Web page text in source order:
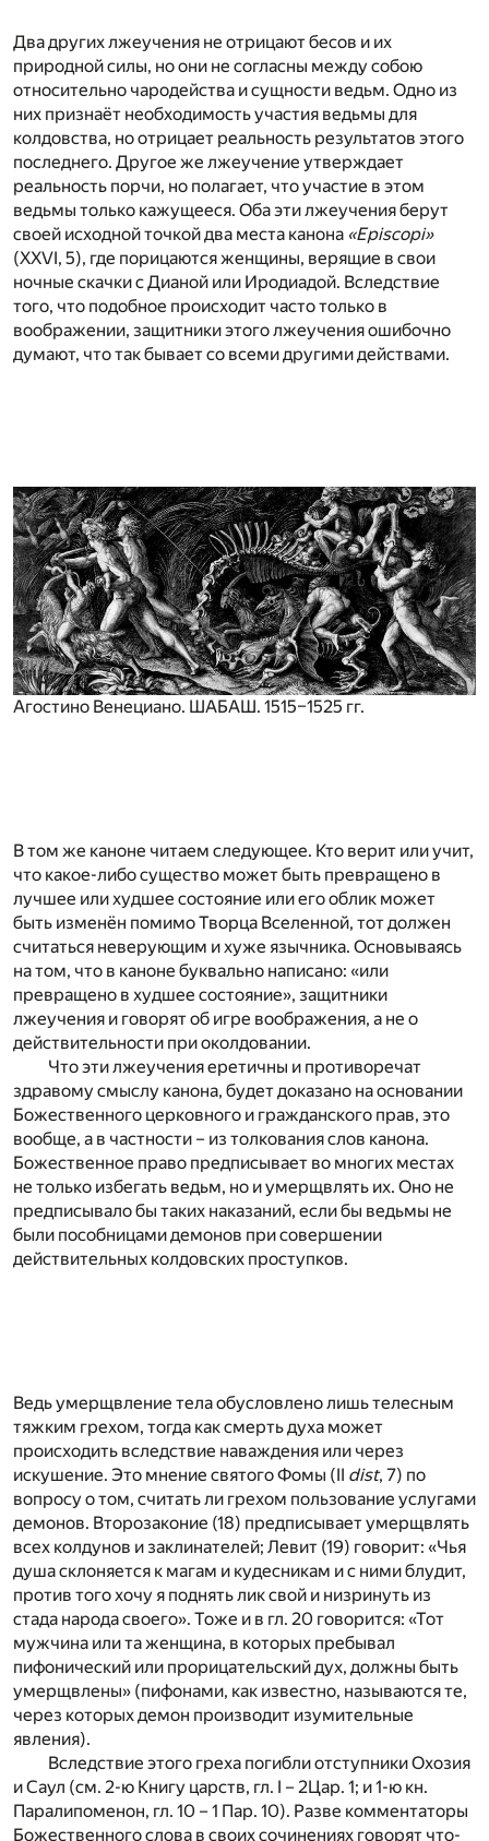
Два других лжеучения не отрицают бесов и их
природной силы, но они не согласны между собою
относительно чародейства и сущности ведьм. Одно из
них признаёт необходимость участия ведьмы для
колдовства, но отрицает реальность результатов этого
последнего. Другое же лжеучение утверждает
реальность порчи, но полагает, что участие в этом
ведьмы только кажущееся. Оба эти лжеучения берут
своей исходной точкой два места канона «Episcopi»
(XXVI, 5), где порицаются женщины, верящие в свои
ночные скачки с Дианой или Иродиадой. Вследствие
того, что подобное происходит часто только в
воображении, защитники этого лжеучения ошибочно
думают, что так бывает со всеми другими действами.
Агостино Венециано. ШАБАШ. 1515–1525 гг.
В том же каноне читаем следующее. Кто верит или учит,
что какое-либо существо может быть превращено в
лучшее или худшее состояние или его облик может
быть изменён помимо Творца Вселенной, тот должен
считаться неверующим и хуже язычника. Основываясь
на том, что в каноне буквально написано: «или
превращено в худшее состояние», защитники
лжеучения и говорят об игре воображения, а не о
действительности при околдовании.
Что эти лжеучения еретичны и противоречат
здравому смыслу канона, будет доказано на основании
Божественного церковного и гражданского прав, это
вообще, а в частности – из толкования слов канона.
Божественное право предписывает во многих местах
не только избегать ведьм, но и умерщвлять их. Оно не
предписывало бы таких наказаний, если бы ведьмы не
были пособницами демонов при совершении
действительных колдовских проступков.
Ведь умерщвление тела обусловлено лишь телесным
тяжким грехом, тогда как смерть духа может
происходить вследствие наваждения или через
искушение. Это мнение святого Фомы (II dist, 7) по
вопросу о том, считать ли грехом пользование услугами
демонов. Второзаконие (18) предписывает умерщвлять
всех колдунов и заклинателей; Левит (19) говорит: «Чья
душа склоняется к магам и кудесникам и с ними блудит,
против того хочу я поднять лик свой и низринуть из
стада народа своего». Тоже и в гл. 20 говорится: «Тот
мужчина или та женщина, в которых пребывал
пифонический или прорицательский дух, должны быть
умерщвлены» (пифонами, как известно, называются те,
через которых демон производит изумительные
явления).
Вследствие этого греха погибли отступники Охозия
и Саул (см. 2-ю Книгу царств, гл. I – 2Цар. 1; и 1-ю кн.
Паралипоменон, гл. 10 – 1 Пар. 10). Разве комментаторы
Божественного слова в своих сочинениях говорят что-